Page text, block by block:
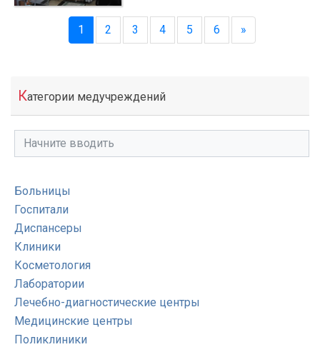
1 2 3 4 5 6 »
Категории медучреждений
Больницы
Госпитали
Диспансеры
Клиники
Косметология
Лаборатории
Лечебно-диагностические центры
Медицинские центры
Поликлиники